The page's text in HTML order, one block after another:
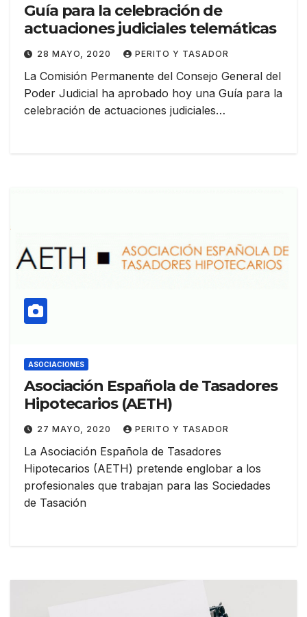
Guía para la celebración de
actuaciones judiciales telemáticas
28 MAYO, 2020 PERITO Y TASADOR
La Comisión Permanente del Consejo General del
Poder Judicial ha aprobado hoy una Guía para la
celebración de actuaciones judiciales…
ASOCIACIONES
Asociación Española de Tasadores
Hipotecarios (AETH)
27 MAYO, 2020 PERITO Y TASADOR
La Asociación Española de Tasadores
Hipotecarios (AETH) pretende englobar a los
profesionales que trabajan para las Sociedades
de Tasación